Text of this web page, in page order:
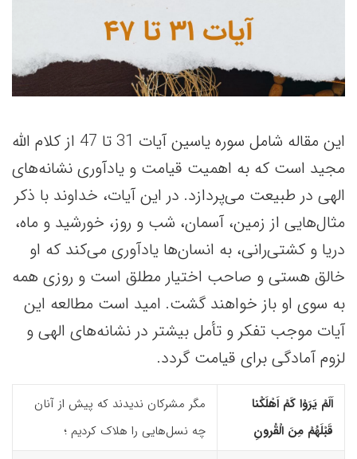
این مقاله شامل سوره یاسین آیات 31 تا 47 از کلام الله
مجید است که به اهمیت قیامت و یادآوری نشانه‌های
الهی در طبیعت می‌پردازد. در این آیات، خداوند با ذکر
مثال‌هایی از زمین، آسمان، شب و روز، خورشید و ماه،
دریا و کشتی‌رانی، به انسان‌ها یادآوری می‌کند که او
خالق هستی و صاحب اختیار مطلق است و روزی همه
به سوی او باز خواهند گشت. امید است مطالعه این
آیات موجب تفکر و تأمل بیشتر در نشانه‌های الهی و
لزوم آمادگی برای قیامت گردد.
اَلَمْ یَرَوْا کَمْ اَهْلَکْنا
قَبْلَهُمْ مِنَ الْقُرونِ
مگر مشرکان ندیدند که پیش از آنان
چه نسل‌هایی را هلاک کردیم ؛